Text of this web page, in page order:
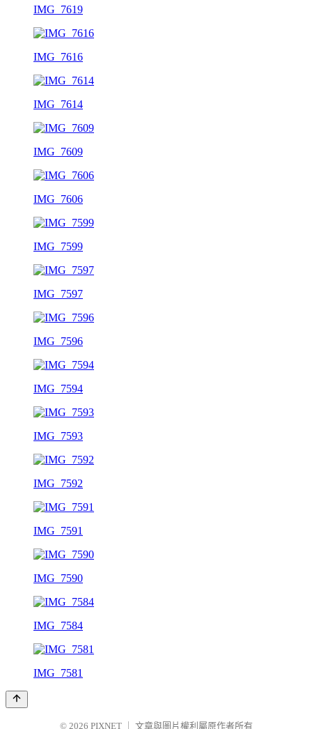
IMG_7619
IMG_7616
IMG_7614
IMG_7609
IMG_7606
IMG_7599
IMG_7597
IMG_7596
IMG_7594
IMG_7593
IMG_7592
IMG_7591
IMG_7590
IMG_7584
IMG_7581
© 2026 PIXNET 文章與圖片權利屬原作者所有